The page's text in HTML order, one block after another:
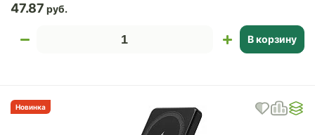
47.87
В корзину
Новинка